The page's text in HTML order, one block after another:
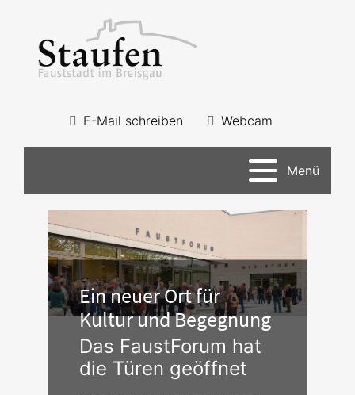
E-Mail schreiben Webcam
Menü
Ein neuer Ort für
Kultur und Begegnung
Das FaustForum hat
die Türen geöffnet